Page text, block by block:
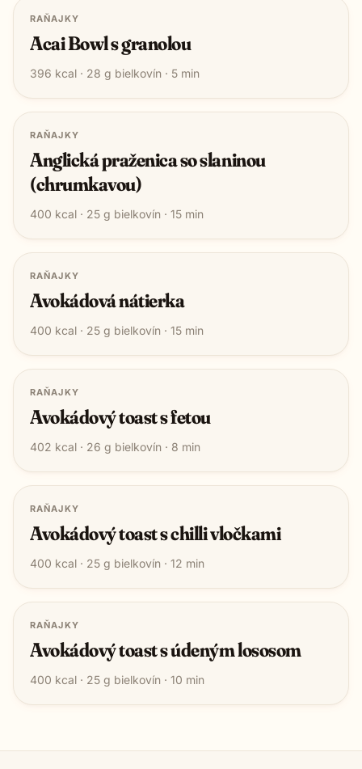
RAŇAJKY
Acai Bowl s granolou
396 kcal · 28 g bielkovín · 5 min
RAŇAJKY
Anglická praženica so slaninou
(chrumkavou)
400 kcal · 25 g bielkovín · 15 min
RAŇAJKY
Avokádová nátierka
400 kcal · 25 g bielkovín · 15 min
RAŇAJKY
Avokádový toast s fetou
402 kcal · 26 g bielkovín · 8 min
RAŇAJKY
Avokádový toast s chilli vločkami
400 kcal · 25 g bielkovín · 12 min
RAŇAJKY
Avokádový toast s údeným lososom
400 kcal · 25 g bielkovín · 10 min